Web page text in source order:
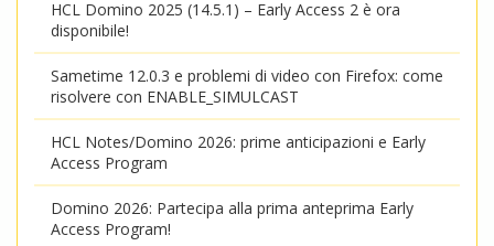
HCL Domino 2025 (14.5.1) – Early Access 2 è ora
disponibile!
Sametime 12.0.3 e problemi di video con Firefox: come
risolvere con ENABLE_SIMULCAST
HCL Notes/Domino 2026: prime anticipazioni e Early
Access Program
Domino 2026: Partecipa alla prima anteprima Early
Access Program!